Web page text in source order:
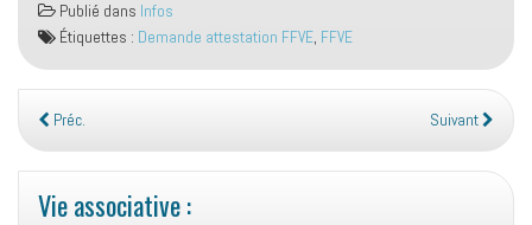
Publié dans Infos
Étiquettes : Demande attestation FFVE, FFVE
Préc. Suivant
Vie associative :